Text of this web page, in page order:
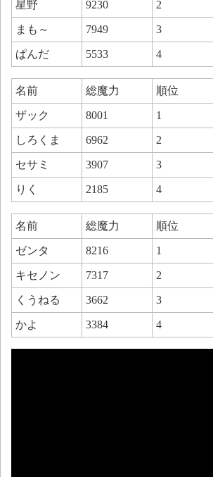
星野 9230 2
まも～ 7949 3
ぱんだ 5533 4
名前 総魔力 順位
ザック 8001 1
しろくま 6962 2
セサミ 3907 3
りく 2185 4
名前 総魔力 順位
ゼンタ 8216 1
キセノン 7317 2
くうねる 3662 3
かよ 3384 4